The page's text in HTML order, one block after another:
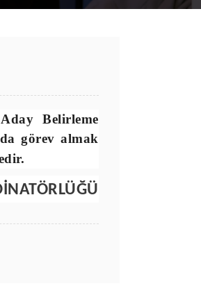
Belirleme
görev almak